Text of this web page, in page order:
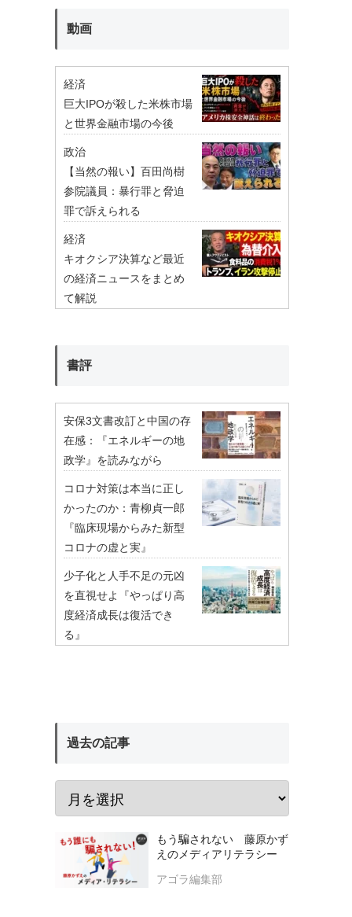
動画
経済
巨大IPOが殺した米株市場
と世界金融市場の今後
政治
【当然の報い】百田尚樹
参院議員：暴行罪と脅迫
罪で訴えられる
経済
キオクシア決算など最近
の経済ニュースをまとめ
て解説
書評
安保3文書改訂と中国の存
在感：『エネルギーの地
政学』を読みながら
コロナ対策は本当に正し
かったのか：青柳貞一郎
『臨床現場からみた新型
コロナの虚と実』
少子化と人手不足の元凶
を直視せよ『やっぱり高
度経済成長は復活でき
る』
過去の記事
もう騙されない 藤原かず
えのメディアリテラシー
アゴラ編集部